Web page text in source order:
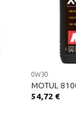
0W30
MOTUL
54,72 €